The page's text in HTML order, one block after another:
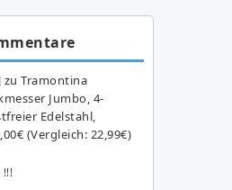
zuTramontina
Jumbo, 4-
Edelstahl,
(Vergleich: 22,99€)
!!!